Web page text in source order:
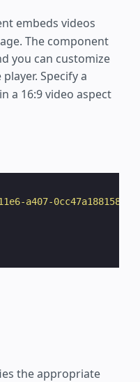
embeds videos
The component
you can customize
Specify a
a 16:9 video aspect
a407-0cc47a188158"
the appropriate